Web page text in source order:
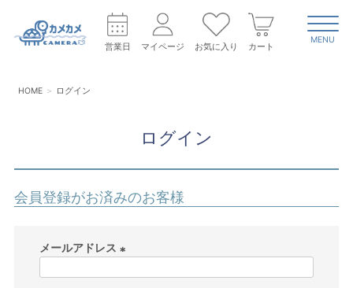
営業日 マイページ お気に入り カート
MENU
HOME ログイン
ログイン
会員登録がお済みのお客様
メールアドレス